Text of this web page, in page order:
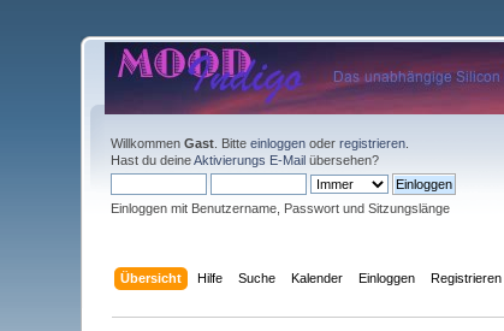
WillkommenGast . Bitteeinloggen oderregistrieren
Hast du deineAktivierungs E-Mail übersehen?
Einloggen mit Benutzername, Passwort und Sitzungslänge
Übersicht Hilfe Suche Kalender Einloggen Registrieren